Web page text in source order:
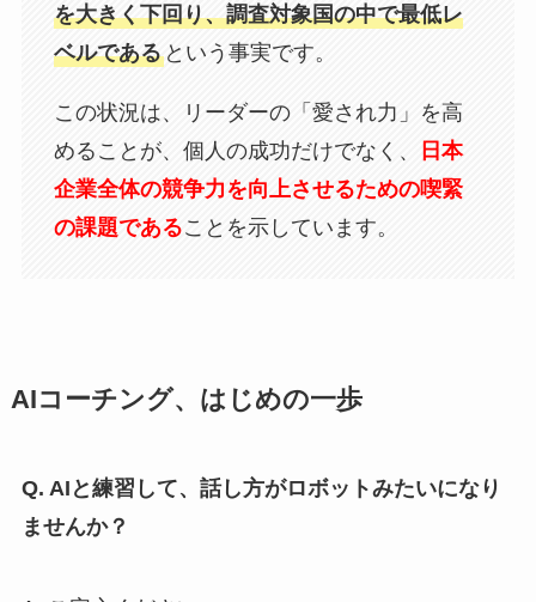
を大きく下回り、調査対象国の中で最低レ
ベルであるという事実です。
この状況は、リーダーの「愛され力」を高
めることが、個人の成功だけでなく、
日本
企業全体の競争力を向上させるための喫緊
の課題であることを示しています。
AIコーチング、はじめの一歩
Q. AIと練習して、話し方がロボットみたいになり
ませんか？